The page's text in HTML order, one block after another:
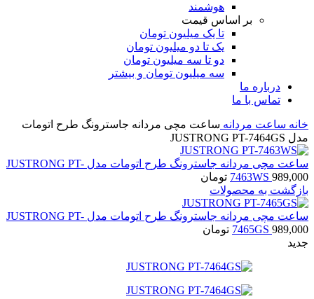
هوشمند
بر اساس قیمت
تا یک میلیون تومان
یک تا دو میلیون تومان
دو تا سه میلیون تومان
سه میلیون تومان و بیشتر
درباره ما
تماس با ما
خانه ساعت مردانه ساعت مچی مردانه جاسترونگ طرح اتومات
مدل JUSTRONG PT-7464GS
ساعت مچی مردانه جاسترونگ طرح اتومات مدل JUSTRONG PT-
7463WS 989,000
تومان
بازگشت به محصولات
ساعت مچی مردانه جاسترونگ طرح اتومات مدل JUSTRONG PT-
7465GS 989,000
تومان
جدید